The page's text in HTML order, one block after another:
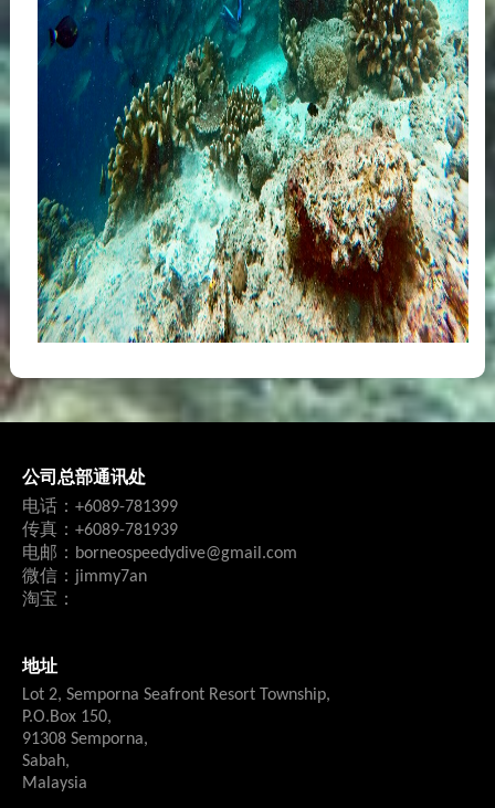
公司总部通讯处
电话：+6089-781399
传真：+6089-781939
电邮：borneospeedydive@gmail.com
微信：jimmy7an
淘宝：
地址
Lot 2, Semporna Seafront Resort Township,
P.O.Box 150,
91308 Semporna,
Sabah,
Malaysia